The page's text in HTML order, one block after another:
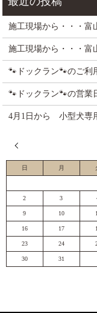
施工現場から・・・富
施工現場から・・・富
🐾ドックラン🐾のご利
🐾ドックラン🐾の営業
4月1日から 小型犬専
日 月
2 3
9 10
16 17
23 24
30 31